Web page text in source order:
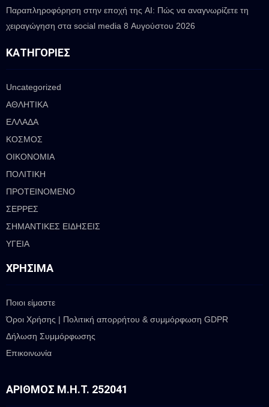
Παραπληροφόρηση στην εποχή της AI: Πώς να αναγνωρίζετε τη
χειραγώγηση στα social media 8 Αυγούστου 2026
ΚΑΤΗΓΟΡΊΕΣ
Uncategorized
ΑΘΛΗΤΙΚΑ
ΕΛΛΑΔΑ
ΚΟΣΜΟΣ
ΟΙΚΟΝΟΜΙΑ
ΠΟΛΙΤΙΚΗ
ΠΡΟΤΕΙΝΟΜΕΝΟ
ΣΕΡΡΕΣ
ΣΗΜΑΝΤΙΚΕΣ ΕΙΔΗΣΕΙΣ
ΥΓΕΙΑ
ΧΡΉΣΙΜΑ
Ποιοι είμαστε
Όροι Χρήσης | Πολιτική απορρήτου & συμμόρφωση GDPR
Δήλωση Συμμόρφωσης
Επικοινωνία
ΑΡΙΘΜΌΣ Μ.Η.Τ. 252041